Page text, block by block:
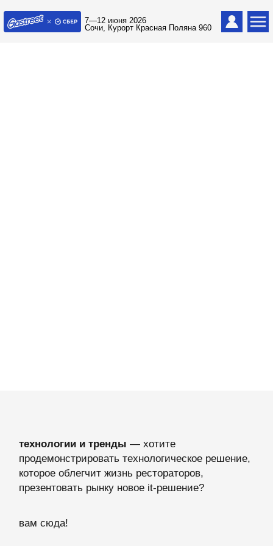
7—12 июня 2026
Сочи, Курорт Красная Поляна 960